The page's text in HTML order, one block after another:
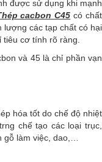
được sử dụng khi mạnh
cacbon C45 có chất
các tạp chất có hại
cơ tính rõ ràng.
và 45 là chỉ phần vạn
hóa tốt do chế độ nhiệt
chế tạo các loại trục,
gỗ làm việc, dao,…